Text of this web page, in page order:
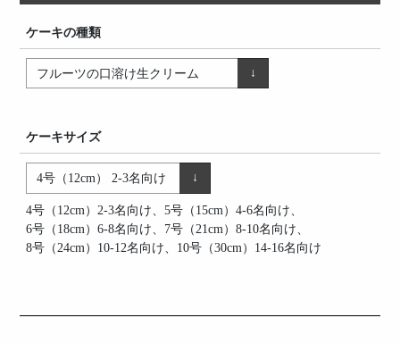
ケーキの種類
ケーキサイズ
4号（12cm）2-3名向け、5号（15cm）4-6名向け、
6号（18cm）6-8名向け、7号（21cm）8-10名向け、
8号（24cm）10-12名向け、10号（30cm）14-16名向け